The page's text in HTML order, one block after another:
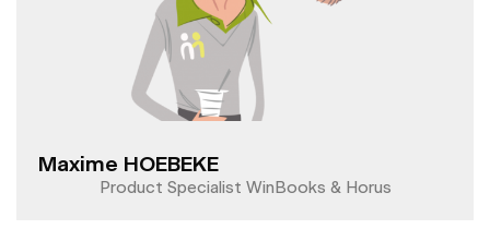
Maxime HOEBEKE
Product Specialist WinBooks & Horus